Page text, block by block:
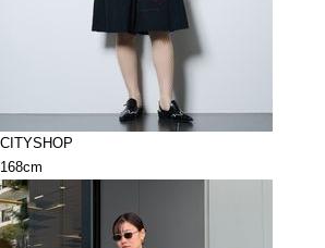
CITYSHOP
168cm